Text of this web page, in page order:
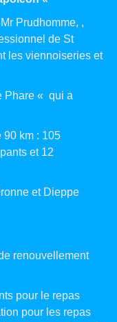
Prudhomme, ,
de St
les viennoiseries et
Phare « qui a
90 km : 105
et 12
et Dieppe
renouvellement
pour le repas
pour les repas